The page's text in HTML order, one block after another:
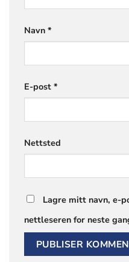
Navn *
E-post *
Nettsted
Lagre mitt navn, e-
nettleseren for neste